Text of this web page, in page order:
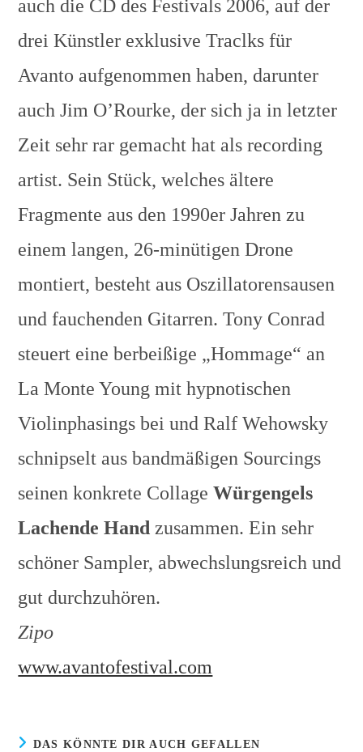
auch die CD des Festivals 2006, auf der
drei Künstler exklusive Traclks für
Avanto aufgenommen haben, darunter
auch Jim O’Rourke, der sich ja in letzter
Zeit sehr rar gemacht hat als recording
artist. Sein Stück, welches ältere
Fragmente aus den 1990er Jahren zu
einem langen, 26-minütigen Drone
montiert, besteht aus Oszillatorensausen
und fauchenden Gitarren. Tony Conrad
steuert eine berbeißige „Hommage“ an
La Monte Young mit hypnotischen
Violinphasings bei und Ralf Wehowsky
schnipselt aus bandmäßigen Sourcings
seinen konkrete CollageWürgengels
Lachende Hand zusammen. Ein sehr
schöner Sampler, abwechslungsreich und
gut durchzuhören.
Zipo
www.avantofestival.com
DAS KÖNNTE DIR AUCH GEFALLEN